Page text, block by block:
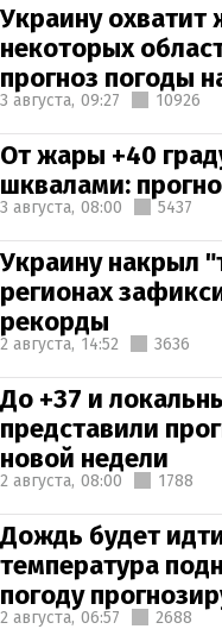
Украину охватит
некоторых
прогноз погоды
3 августа, 09:27 10926
От жары +40
шквалами:
3 августа, 08:00 5437
Украину накрыл
регионах
рекорды
2 августа, 14:52 3636
До +37 и
представили
новой недели
2 августа, 08:00 1788
Дождь будет
температура
погоду
2 августа, 06:57 2688